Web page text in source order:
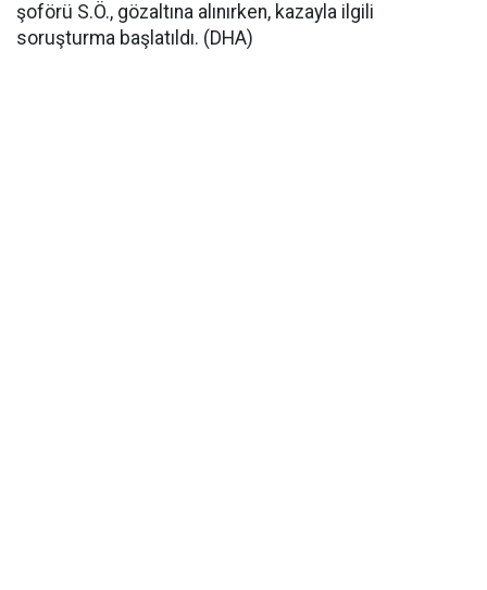
şoförü S.Ö., gözaltına alınırken, kazayla ilgili
soruşturma başlatıldı. (DHA)